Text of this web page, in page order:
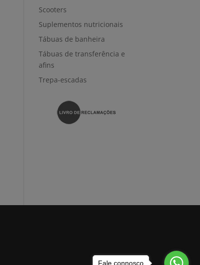
Scooters
Suplementos nutricionais
Tábuas de banheira
Tábuas de transferência e
afins
Trepa-escadas
Fale connosco